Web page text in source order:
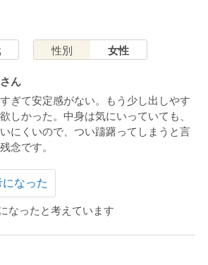
性別 女性
ん
ぎて安定感がない。もう少し出しやす
しかった。中身は気にいっていても、
にくいので、つい躊躇ってしまうと言
念です。
なった
なったと考えています